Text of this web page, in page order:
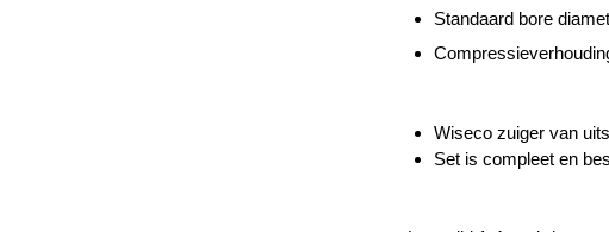
Standaard bore
Wiseco zuiger van
Set is compleet en